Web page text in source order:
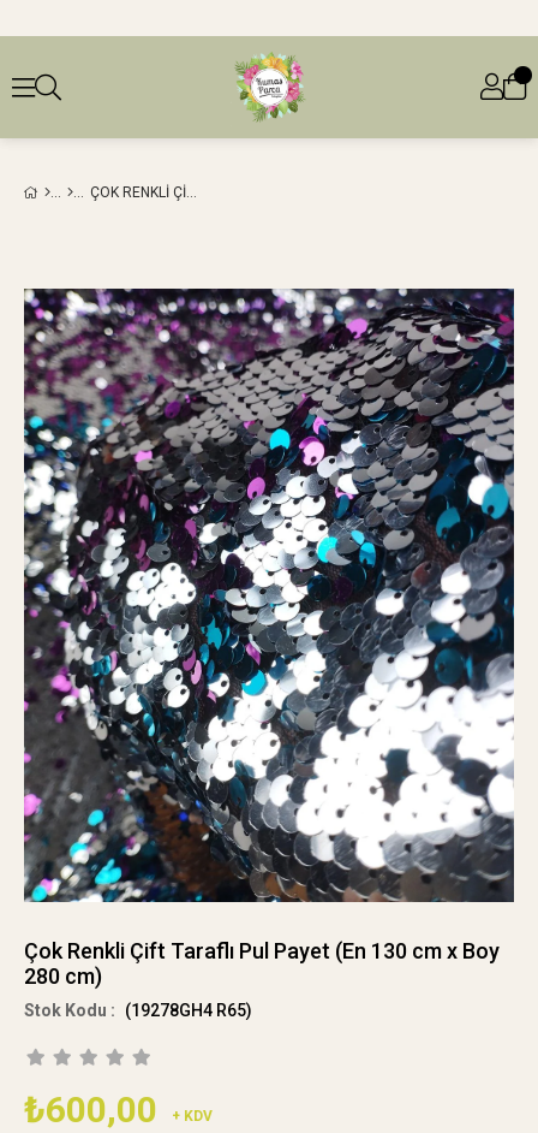
ÇOK RENKLI ÇIFT TARAFLI PUL PAYET (EN 130 CM X BOY 280 CM)
Çok Renkli Çift Taraflı Pul Payet (En 130 cm x Boy
280 cm)
(19278GH4 R65)
₺600,00 + KDV